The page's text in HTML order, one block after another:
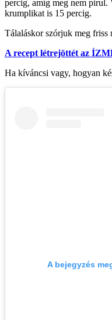
percig, amíg meg nem pirul.
krumplikat is 15 percig.
Tálaláskor szórjuk meg friss
A recept létrejöttét az
Ha kíváncsi vagy, hogyan
A bejegyzés